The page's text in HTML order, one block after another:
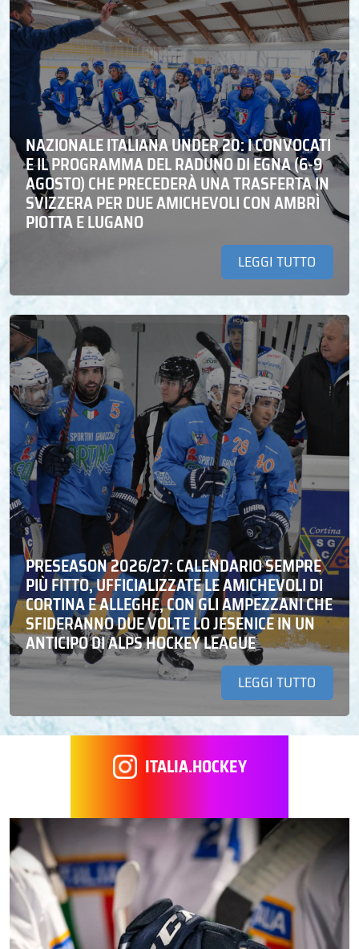
NAZIONALE ITALIANA UNDER 20: I CONVOCATI
E IL PROGRAMMA DEL RADUNO DI EGNA (6-9
AGOSTO) CHE PRECEDERÀ UNA TRASFERTA IN
SVIZZERA PER DUE AMICHEVOLI CON AMBRÌ
PIOTTA E LUGANO
LEGGI TUTTO
PRESEASON 2026/27: CALENDARIO SEMPRE
PIÙ FITTO, UFFICIALIZZATE LE AMICHEVOLI DI
CORTINA E ALLEGHE, CON GLI AMPEZZANI CHE
SFIDERANNO DUE VOLTE LO JESENICE IN UN
ANTICIPO DI ALPS HOCKEY LEAGUE
LEGGI TUTTO
ITALIA.HOCKEY